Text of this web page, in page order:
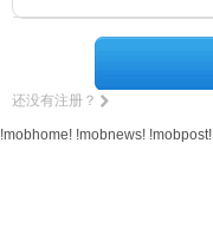
还没有注册？
!mobhome! !mobnews! !mobpost!